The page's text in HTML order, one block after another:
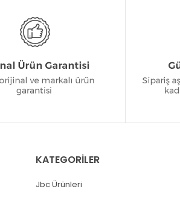
KATEGORİLER
Jbc Ürünleri